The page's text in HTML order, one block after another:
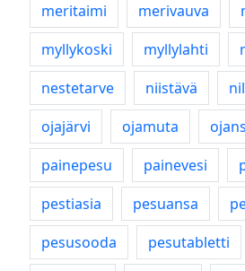
meritaimi
merivauva
myllykoski
myllylahti
nestetarve
niistävä
ojajärvi
ojamuta
painepesu
painevesi
pestiasia
pesuansa
pesusooda
pesutabletti